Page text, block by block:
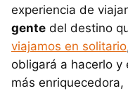
experiencia de
gente del destino
viajamos en solitario
obligará a hacerlo y
más enriquecedora,